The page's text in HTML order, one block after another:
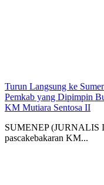
Turun Langsung ke
Pemkab yang Dipimpin
KM Mutiara Sentosa II
SUMENEP (JURNALIS
pascakebakaran KM...